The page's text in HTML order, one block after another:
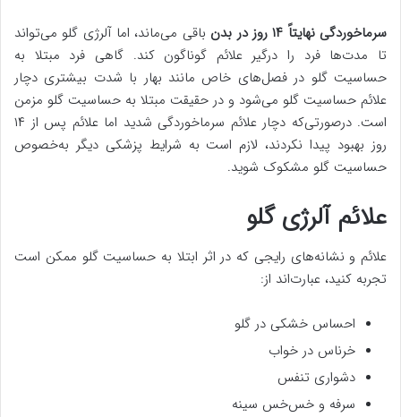
سرماخوردگی نهایتاً ۱۴ روز در بدن
باقی می‌ماند، اما آلرژی گلو می‌تواند
تا مدت‌ها فرد را درگیر علائم گوناگون کند. گاهی فرد مبتلا به
حساسیت گلو در فصل‌های خاص مانند بهار با شدت بیشتری دچار
علائم حساسیت گلو می‌شود و در حقیقت مبتلا به حساسیت گلو مزمن
است. درصورتی‌که دچار علائم سرماخوردگی شدید اما علائم پس از ۱۴
روز بهبود پیدا نکردند، لازم است به شرایط پزشکی دیگر به‌خصوص
حساسیت گلو مشکوک شوید.
علائم آلرژی گلو
علائم و نشانه‌های رایجی که در اثر ابتلا به حساسیت گلو ممکن است
تجربه کنید، عبارت‌اند از:
احساس خشکی در گلو
خرناس در خواب
دشواری تنفس
سرفه و خس‌خس سینه